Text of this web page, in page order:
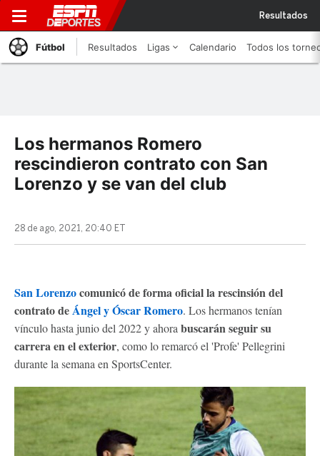
Resultados
Fútbol Resultados Ligas Calendario Todos los
Los hermanos Romero
rescindieron contrato con San
Lorenzo y se van del club
28 de ago, 2021, 20:40 ET
San Lorenzocomunicó de forma oficial la rescinsión del
contrato deÁngel y Óscar Romero. Los hermanos tenían
vínculo hasta junio del 2022 y ahora buscarán seguir su
carrera en el exterior, como lo remarcó el 'Profe' Pellegrini
durante la semana en SportsCenter.